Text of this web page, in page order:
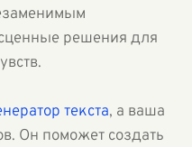
решения для
текста, а ваша
Он поможет создать